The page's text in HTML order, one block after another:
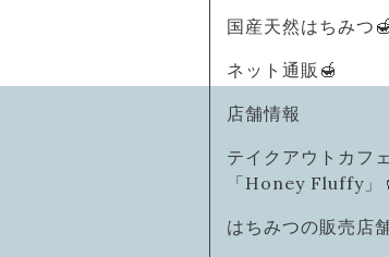
国産天然はちみつ🍯
ネット通販🍯
店舗情報
テイクアウトカフェ
「Honey Fluffy」
はちみつの販売店